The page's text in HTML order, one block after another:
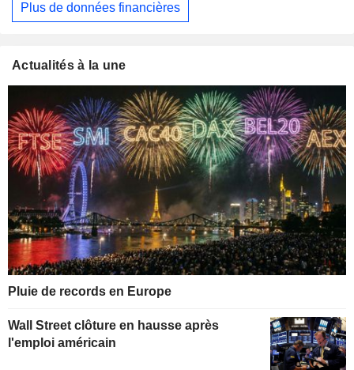
Plus de données financières
Actualités à la une
Pluie de records en Europe
Wall Street clôture en hausse après
l'emploi américain